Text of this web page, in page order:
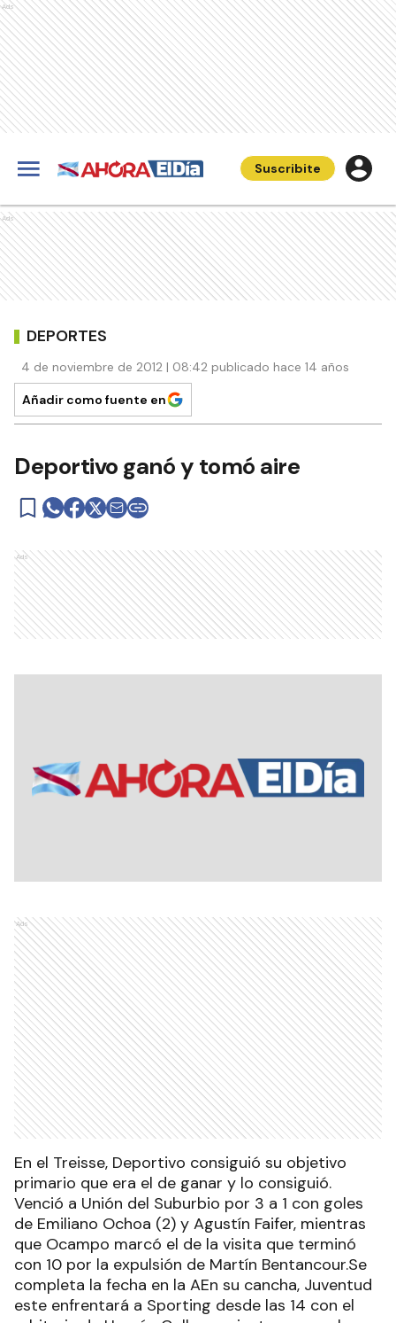
Ads
Suscribite
Ads
DEPORTES
4 de noviembre de 2012 | 08:42 publicado hace 14 años
Añadir como fuente en
Deportivo ganó y tomó aire
Ads
Ads
En el Treisse, Deportivo consiguió su objetivo
primario que era el de ganar y lo consiguió.
Venció a Unión del Suburbio por 3 a 1 con goles
de Emiliano Ochoa (2) y Agustín Faifer, mientras
que Ocampo marcó el de la visita que terminó
con 10 por la expulsión de Martín Bentancour.Se
completa la fecha en la AEn su cancha, Juventud
este enfrentará a Sporting desde las 14 con el